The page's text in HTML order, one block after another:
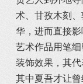
术、甘孜木刻
华，进而直接
艺术作品用笔
装饰效果，其
其中夏吾才让